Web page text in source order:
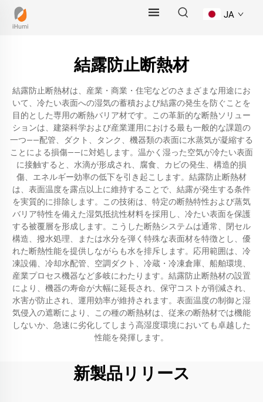
JA
結露防止断熱材
結露防止断熱材は、産業・商業・住宅などのさまざまな用途にお
いて、冷たい表面への湿気の蓄積および結露の発生を防ぐことを
目的とした専用の断熱バリア材です。この革新的な断熱ソリュー
ションは、建築科学および産業運用における最も一般的な課題の
一つ——配管、ダクト、タンク、機器類の表面に水蒸気が凝縮する
ことによる損傷——に対処します。温かく湿った空気が冷たい表面
に接触すると、水滴が形成され、腐食、カビの発生、構造的損
傷、エネルギー効率の低下を引き起こします。結露防止断熱材
は、表面温度を露点以上に維持することで、結露が発生する条件
を実質的に排除します。この技術は、特定の断熱特性および蒸気
バリア特性を備えた湿気抵抗性材料を採用し、冷たい表面を保護
する被覆層を形成します。こうした断熱システムは通常、閉セル
構造、撥水処理、または水分を弾く特殊な表面材を特徴とし、優
れた断熱性能を提供しながらも水を排斥します。応用範囲は、冷
凍設備、冷却水配管、空調ダクト、冷蔵・冷凍倉庫、船舶環境、
産業プロセス機器など多岐にわたります。結露防止断熱材の設置
により、機器の寿命が大幅に延長され、保守コストが削減され、
水害が防止され、運用効率が維持されます。表面温度の制御と湿
気侵入の遮断により、この種の断熱材は、従来の断熱材では機能
しないか、急速に劣化してしまう高湿度環境においても卓越した
性能を発揮します。
新製品リリース